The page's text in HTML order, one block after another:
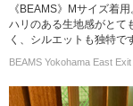
《BEAMS》Mサイズ着
ハリのある生地感がとて
く、シルエットも独特で
BEAMS Yokohama East Exit